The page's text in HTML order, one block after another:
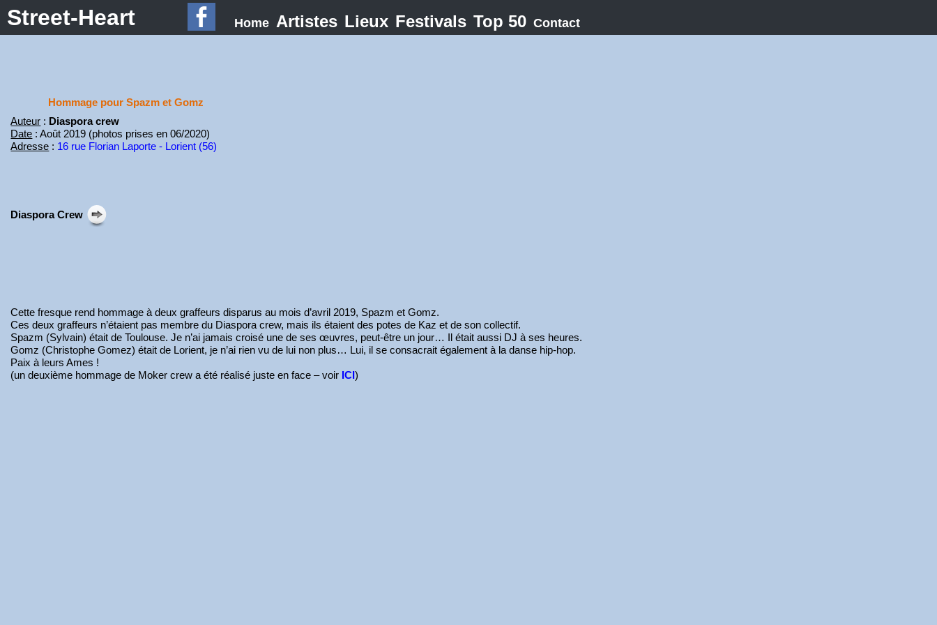
Street-Heart Home Artistes Lieux Festivals Top 50 Contact
Hommage pour Spazm et Gomz
Auteur : Diaspora crew
Date : Août 2019 (photos prises en 06/2020)
Adresse : 16 rue Florian Laporte - Lorient (56)
Diaspora Crew
Cette fresque rend hommage à deux graffeurs disparus au mois d’avril 2019, Spazm et Gomz.
Ces deux graffeurs n’étaient pas membre du Diaspora crew, mais ils étaient des potes de Kaz et de son collectif.
Spazm (Sylvain) était de Toulouse. Je n’ai jamais croisé une de ses œuvres, peut-être un jour… Il était aussi DJ à ses heures.
Gomz (Christophe Gomez) était de Lorient, je n’ai rien vu de lui non plus… Lui, il se consacrait également à la danse hip-hop.
Paix à leurs Ames !
(un deuxième hommage de Moker crew a été réalisé juste en face – voir ICI)